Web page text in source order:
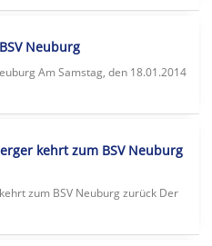
Neuburg
Am Samstag, den 18.01.2014
kehrt zum BSV Neuburg
zum BSV Neuburg zurück Der